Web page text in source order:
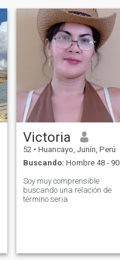
Victoria
52 • Huancayo, Junín, Perú
Buscando: Hombre 48 - 90
Soy muy comprensible
buscando una relación de
término seria